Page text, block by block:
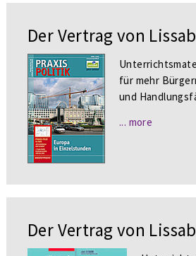
Der Vertrag von
für mehr
und
... more
Der Vertrag von